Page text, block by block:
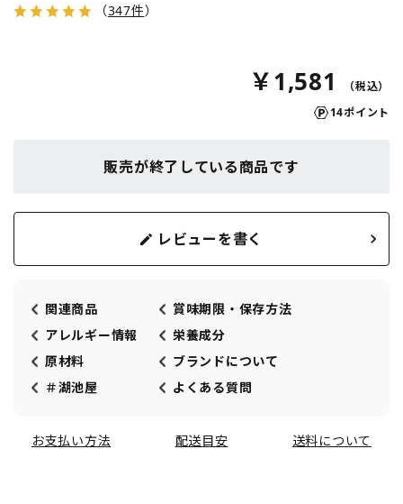
（347件）
￥1,581
14ポイント
販売が終了している商品です
レビューを書く
関連商品
賞味期限・保存方法
アレルギー情報
栄養成分
原材料
ブランドについて
＃湖池屋
よくある質問
お支払い方法 配送目安 送料について